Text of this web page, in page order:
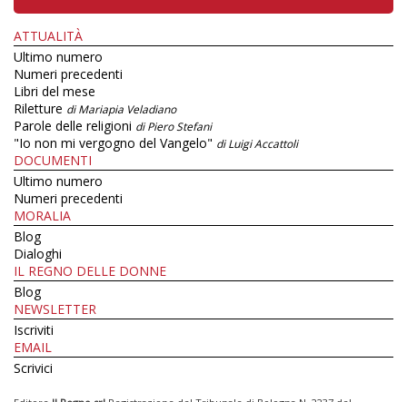
ATTUALITÀ
Ultimo numero
Numeri precedenti
Libri del mese
Riletture di Mariapia Veladiano
Parole delle religioni di Piero Stefani
"Io non mi vergogno del Vangelo" di Luigi Accattoli
DOCUMENTI
Ultimo numero
Numeri precedenti
MORALIA
Blog
Dialoghi
IL REGNO DELLE DONNE
Blog
NEWSLETTER
Iscriviti
EMAIL
Scrivici